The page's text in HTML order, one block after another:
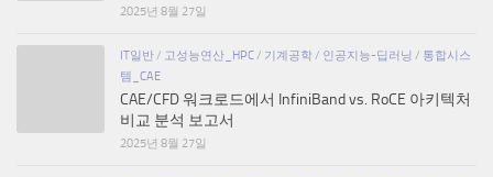
2025년 8월 27일
IT일반 / 고성능연산_HPC / 기계공학 / 인공지능-딥러닝 / 통합시스
템_CAE
CAE/CFD 워크로드에서 InfiniBand vs. RoCE 아키텍처
비교 분석 보고서
2025년 8월 27일